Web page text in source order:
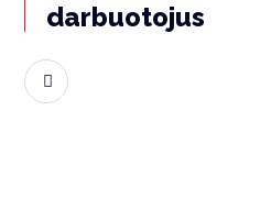
darbuotojus